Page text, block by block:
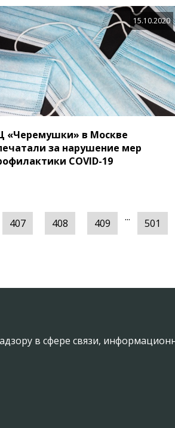
15.10.2020
«Черемушки» в Москве
за нарушение мер
СOVID-19
407 408 409 ... 501
в сфере связи,